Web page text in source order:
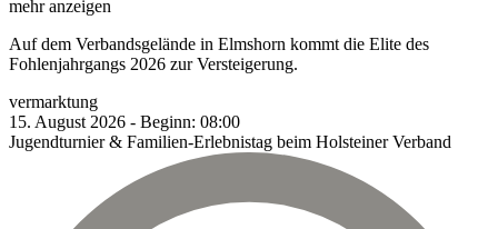
mehr anzeigen
Auf dem Verbandsgelände in Elmshorn kommt die Elite des
Fohlenjahrgangs 2026 zur Versteigerung.
vermarktung
15. August 2026 - Beginn: 08:00
Jugendturnier & Familien-Erlebnistag beim Holsteiner Verband